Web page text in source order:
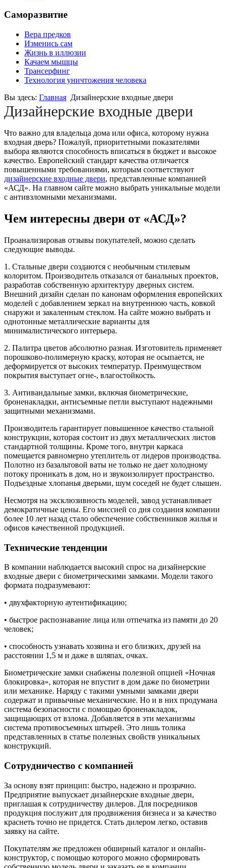
Саморазвитие
Вера предков
Изменись сам
Жизнь в иллюзии
Качаем мышцы
Трансерфинг
Технология уничтожения человека
Вы здесь: Главная Дизайнерские входные двери
Дизайнерские входные двери
Что важно для владельца дома или офиса, которому нужна
входная дверь? Пожалуй, приоритетными показателями
выбора являются способность вписаться в бюджет и высокое
качество. Европейский стандарт качества отличается
повышенными требованиями, которым соответствуют
дизайнерские входные двери, представленные компанией
«АСД». На главном сайте можно выбрать уникальные модели
с антивзломными механизмами.
Чем интересны двери от «АСД»?
Проанализировав отзывы покупателей, можно сделать
следующие выводы.
1. Стальные двери создаются с необычным стилевым
колоритом. Производитель отказался от банальных проектов,
разработав собственную архитектуру дверных систем.
Внешний дизайн сделан по канонам оформления европейских
моделей с добавлением зеркал на внутреннюю часть, ковкой
снаружи и закаленным стеклом. На сайте можно выбрать и
однотонные металлические варианты для
минималистического интерьера.
2. Палитра цветов абсолютно разная. Изготовитель применяет
порошково-полимерную краску, которая не осыпается, не
деформируется от высоких температур. Преимуществом
покрытия выступает огне-, влагостойкость.
3. Антивандальные замки, включая биометрические,
броненакладки, антисъемные петли выступают надежными
защитными механизмами.
Производитель гарантирует повышенное качество стальной
конструкции, которая состоит из двух металлических листов
стандартной толщины. Кроме того, внутри каркаса
помещается равномерно утеплитель от лидеров производства.
Полотно из базальтовой ваты не только не дает холодному
потоку проникать в дом, но и звукоизолирует пространство.
Подъездные хлопанья дверьми, шум соседей не будет слышен.
Несмотря на эксклюзивность моделей, завод устанавливает
демократичные цены. Его миссией со дня создания компании
более 10 лет назад стало обеспечение собственников жилья и
офисов качественной продукцией.
Технические тенденции
В компании наблюдается высокий спрос на дизайнерские
входные двери с биометрическими замками. Модели такого
формата подразумевают:
• двухфакторную аутентификацию;
• быстрое распознавание лица или отпечатка из памяти до 20
человек;
• способность узнавать хозяина и его близких, друзей на
расстоянии 1,5 м и даже в шляпах, очках.
Биометрические замки снабжены полезной опцией «Ночная
блокировка», которая не впустит в дом даже по биометрии
или механике. Наряду с такими умными замками двери
содержат и привычные механические. Но и в них продумана
система безопасности с помощью броненакладок,
защищающих от взлома. Добавляется в эти механизмы
система противосъемных штырей. Это лишь толика
представленных в статье полезных свойств уникальных
конструкций.
Сотрудничество с компанией
За основу взят принцип: быстро, надежно и прозрачно.
Предприятие выпускает дизайнерские входные двери,
приглашая к сотрудничеству дилеров. Для посредников
продукция послужит для продвижения бизнеса и за качество
краснеть точно не придется. Стать дилером легко, оставив
заявку на сайте.
Покупателям же предложен обширный каталог и онлайн-
конструктор, с помощью которого можно сформировать